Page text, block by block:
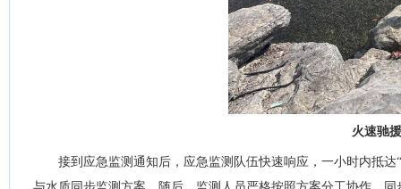
火速驰
接到应急监测通知后，应急监测队伍快速响应，一小时内抵